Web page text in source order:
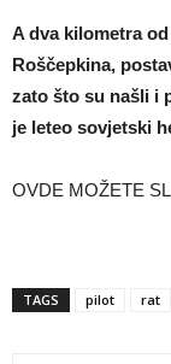
A dva kilometra
Roščepkina,
zato što su našli i
je leteo sovjetski
OVDE MOŽETE
TAGS pilot rat